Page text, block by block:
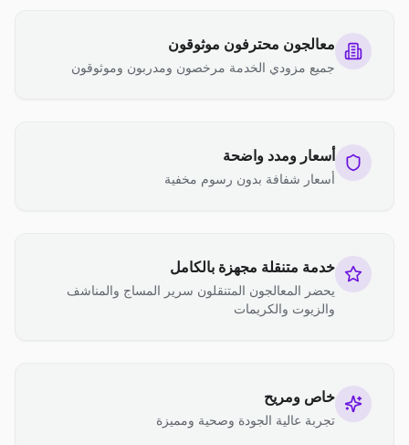
معالجون محترفون موثوقون
جميع مزودي الخدمة مرخصون ومدربون وموثوقون
أسعار ومدد واضحة
أسعار شفافة بدون رسوم مخفية
خدمة متنقلة مجهزة بالكامل
يحضر المعالجون المتنقلون سرير المساج والمناشف
والزيوت والكريمات
خاص ومريح
تجربة عالية الجودة وصحية ومميزة